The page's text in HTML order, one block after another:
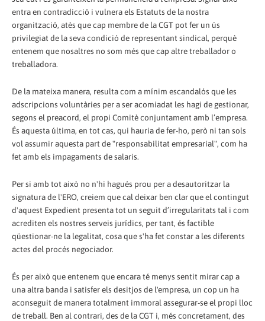
entra en contradicció i vulnera els Estatuts de la nostra
organització, atès que cap membre de la CGT pot fer un ús
privilegiat de la seva condició de representant sindical, perquè
entenem que nosaltres no som més que cap altre treballador o
treballadora.
De la mateixa manera, resulta com a mínim escandalós que les
adscripcions voluntàries per a ser acomiadat les hagi de gestionar,
segons el preacord, el propi Comitè conjuntament amb l’empresa.
És aquesta última, en tot cas, qui hauria de fer-ho, però ni tan sols
vol assumir aquesta part de "responsabilitat empresarial", com ha
fet amb els impagaments de salaris.
Per si amb tot això no n'hi hagués prou per a desautoritzar la
signatura de l'ERO, creiem que cal deixar ben clar que el contingut
d'aquest Expedient presenta tot un seguit d’irregularitats tal i com
acrediten els nostres serveis jurídics, per tant, és factible
qüestionar-ne la legalitat, cosa que s'ha fet constar a les diferents
actes del procés negociador.
És per això que entenem que encara té menys sentit mirar cap a
una altra banda i satisfer els desitjos de l'empresa, un cop un ha
aconseguit de manera totalment immoral assegurar-se el propi lloc
de treball. Ben al contrari, des de la CGT i, més concretament, des